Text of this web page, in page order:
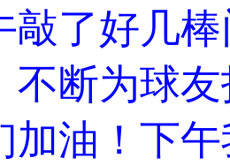
敲了好几
不断为球
加油！下